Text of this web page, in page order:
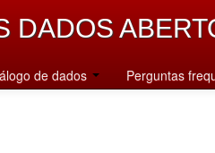
DADOS
de dados Perguntas